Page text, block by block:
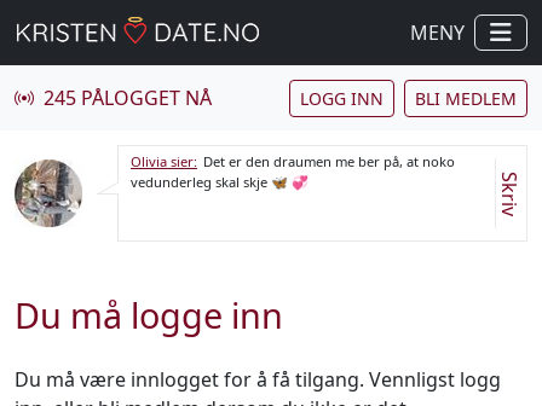
MENY
245 PÅLOGGET NÅ LOGG INN BLI MEDLEM
Olivia sier: Det er den draumen me ber på, at noko
vedunderleg skal skje 🦋 💞
Skriv
Du må logge inn
Du må være innlogget for å få tilgang. Vennligst logg